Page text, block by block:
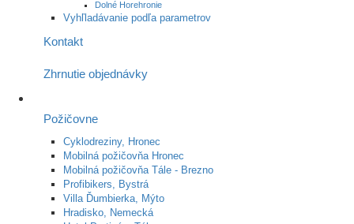
Dolné Horehronie
Vyhľladávanie podľa parametrov
Kontakt
Zhrnutie objednávky
Požičovne
Cyklodreziny, Hronec
Mobilná požičovňa Hronec
Mobilná požičovňa Tále - Brezno
Profibikers, Bystrá
Villa Ďumbierka, Mýto
Hradisko, Nemecká